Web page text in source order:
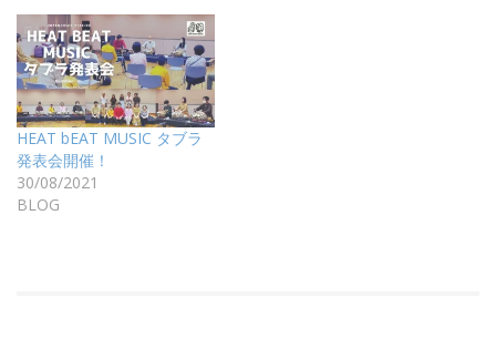
HEAT bEAT MUSIC タブラ
発表会開催！
30/08/2021
BLOG